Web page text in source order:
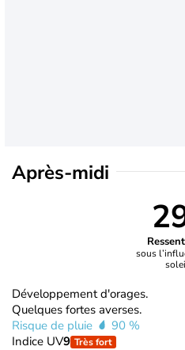
Après-midi
sous
Développement d'orages.
Quelques fortes averses.
Risque de pluie
90 %
Indice UV9 Très fort